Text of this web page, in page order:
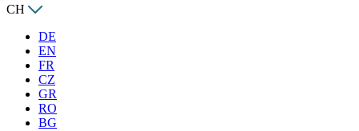
CH
DE
EN
FR
CZ
GR
RO
BG